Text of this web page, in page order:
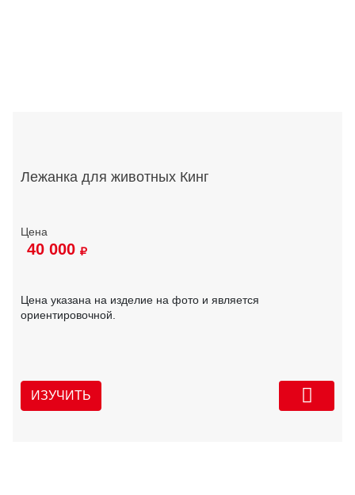
Лежанка для животных Кинг
40 000
Цена указана на изделие на фото и является
ориентировочной.
ИЗУЧИТЬ